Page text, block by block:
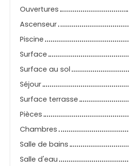
Ouvertures
Ascenseur
Piscine
Surface
Surface au sol
Séjour
Surface terrasse
Pièces
Chambres
Salle de bains
Salle d'eau